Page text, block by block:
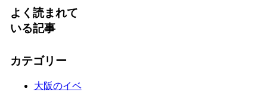
よく読まれて
いる記事
カテゴリー
大阪のイベ